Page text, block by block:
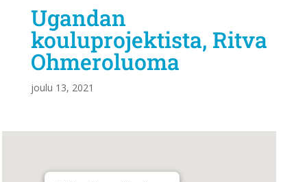
Ugandan
kouluprojektista, Ritva
Ohmeroluoma
joulu 13, 2021